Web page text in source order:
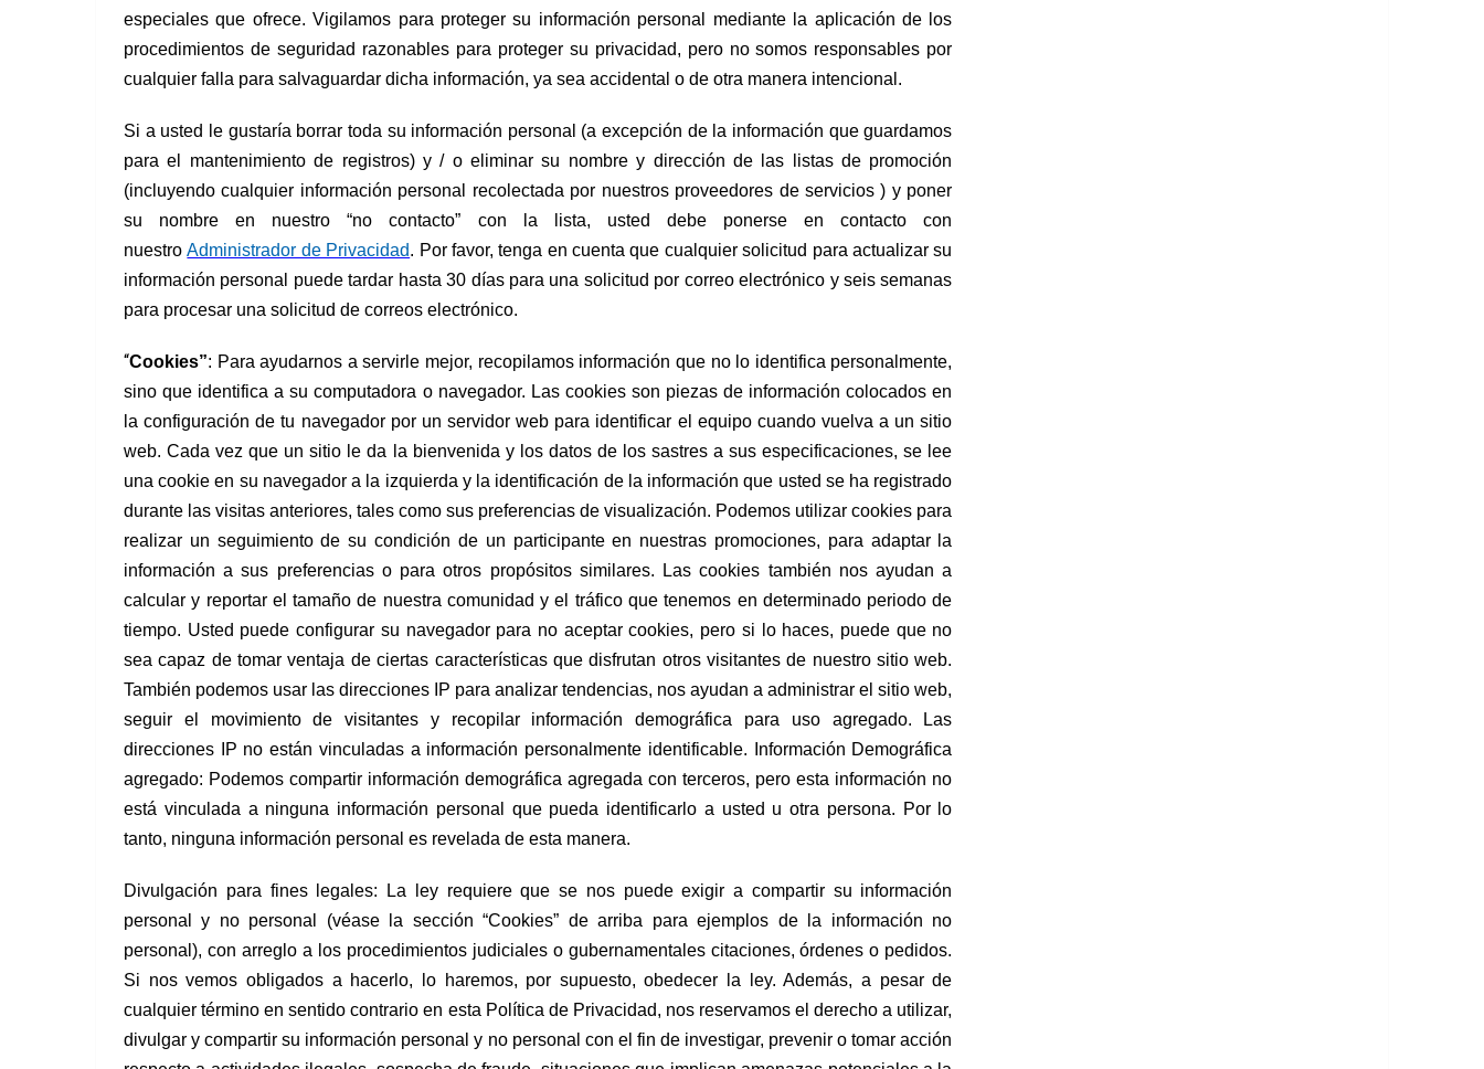
especiales que ofrece. Vigilamos para proteger su información personal mediante la aplicación de los
procedimientos de seguridad razonables para proteger su privacidad, pero no somos responsables por
cualquier falla para salvaguardar dicha información, ya sea accidental o de otra manera intencional.
Si a usted le gustaría borrar toda su información personal (a excepción de la información que guardamos
para el mantenimiento de registros) y / o eliminar su nombre y dirección de las listas de promoción
(incluyendo cualquier información personal recolectada por nuestros proveedores de servicios ) y poner
su nombre en nuestro “no contacto” con la lista, usted debe ponerse en contacto con
nuestroAdministrador de Privacidad. Por favor, tenga en cuenta que cualquier solicitud para actualizar su
información personal puede tardar hasta 30 días para una solicitud por correo electrónico y seis semanas
para procesar una solicitud de correos electrónico.
“Cookies”: Para ayudarnos a servirle mejor, recopilamos información que no lo identifica personalmente,
sino que identifica a su computadora o navegador. Las cookies son piezas de información colocados en
la configuración de tu navegador por un servidor web para identificar el equipo cuando vuelva a un sitio
web. Cada vez que un sitio le da la bienvenida y los datos de los sastres a sus especificaciones, se lee
una cookie en su navegador a la izquierda y la identificación de la información que usted se ha registrado
durante las visitas anteriores, tales como sus preferencias de visualización. Podemos utilizar cookies para
realizar un seguimiento de su condición de un participante en nuestras promociones, para adaptar la
información a sus preferencias o para otros propósitos similares. Las cookies también nos ayudan a
calcular y reportar el tamaño de nuestra comunidad y el tráfico que tenemos en determinado periodo de
tiempo. Usted puede configurar su navegador para no aceptar cookies, pero si lo haces, puede que no
sea capaz de tomar ventaja de ciertas características que disfrutan otros visitantes de nuestro sitio web.
También podemos usar las direcciones IP para analizar tendencias, nos ayudan a administrar el sitio web,
seguir el movimiento de visitantes y recopilar información demográfica para uso agregado. Las
direcciones IP no están vinculadas a información personalmente identificable. Información Demográfica
agregado: Podemos compartir información demográfica agregada con terceros, pero esta información no
está vinculada a ninguna información personal que pueda identificarlo a usted u otra persona. Por lo
tanto, ninguna información personal es revelada de esta manera.
Divulgación para fines legales: La ley requiere que se nos puede exigir a compartir su información
personal y no personal (véase la sección “Cookies” de arriba para ejemplos de la información no
personal), con arreglo a los procedimientos judiciales o gubernamentales citaciones, órdenes o pedidos.
Si nos vemos obligados a hacerlo, lo haremos, por supuesto, obedecer la ley. Además, a pesar de
cualquier término en sentido contrario en esta Política de Privacidad, nos reservamos el derecho a utilizar,
divulgar y compartir su información personal y no personal con el fin de investigar, prevenir o tomar acción